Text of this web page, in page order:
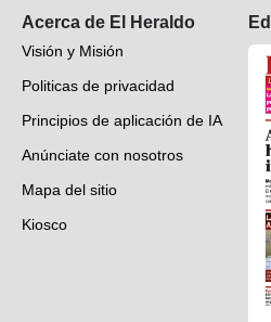
Acerca de El Heraldo
Visión y Misión
Politicas de privacidad
Principios de aplicación de IA
Anúnciate con nosotros
Mapa del sitio
Kiosco